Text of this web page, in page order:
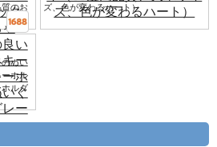
のお
ズ、色が変わるハート）
ぬい
ーホル
ルダ